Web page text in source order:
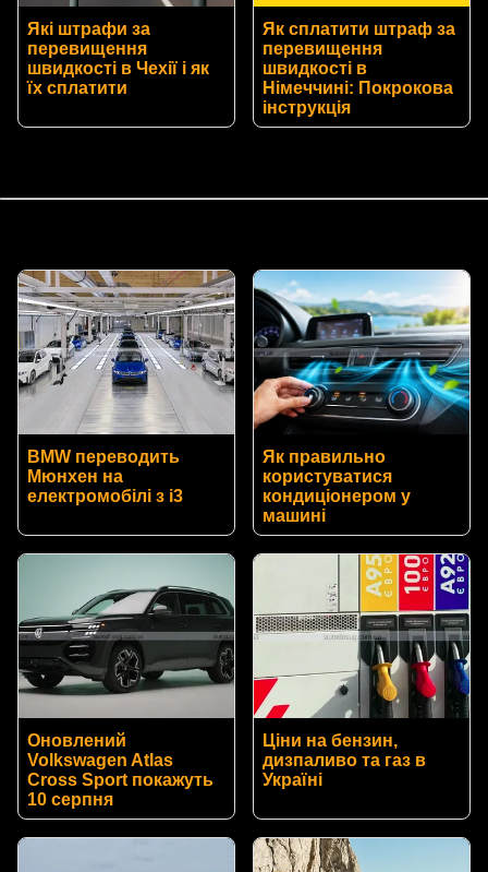
Які штрафи за
перевищення
швидкості в Чехії і як
їх сплатити
Як сплатити штраф за
перевищення
швидкості в
Німеччині: Покрокова
інструкція
BMW переводить
Мюнхен на
електромобілі з i3
Як правильно
користуватися
кондиціонером у
машині
Оновлений
Volkswagen Atlas
Cross Sport покажуть
10 серпня
Ціни на бензин,
дизпаливо та газ в
Україні